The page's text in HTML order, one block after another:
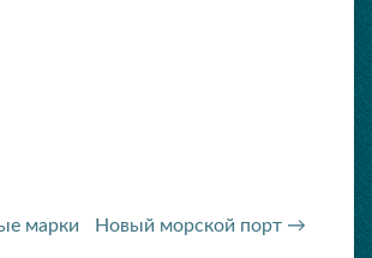
марки Новый морской порт →